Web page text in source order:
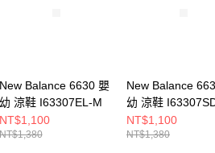
New Balance 6630 嬰
幼 涼鞋 I63307EL-M
NT$1,100
New Balance
幼 涼鞋
NT$1,100
NT$1,380